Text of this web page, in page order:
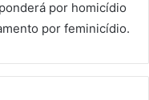
por homicídio
por feminicídio.